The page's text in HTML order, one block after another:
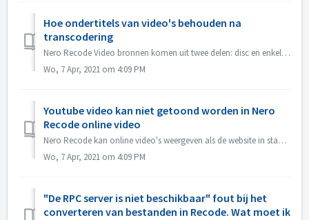
Hoe ondertitels van video's behouden na
transcodering
Nero Recode Video bronnen komen uit twee delen: disc en enkel videobestand. 1) Disc als bron: Volgens DVD specificaties, DVD disc bevat BUP, IFO, VOB best...
Wo, 7 Apr, 2021 om 4:09 PM
Youtube video kan niet getoond worden in Nero
Recode online video
Nero Recode kan online video's weergeven als de website in staat is om video's tijdens het afspelen op te slaan op de lokale harde schijf. De meeste...
Wo, 7 Apr, 2021 om 4:09 PM
"De RPC server is niet beschikbaar" fout bij het
converteren van bestanden in Recode. Wat moet ik